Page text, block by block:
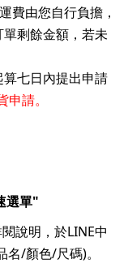
費由您自行負擔，
剩餘金額，若未
七日內提出申請
請。
選單"
閱說明，於LINE中
/顏色/尺碼)。